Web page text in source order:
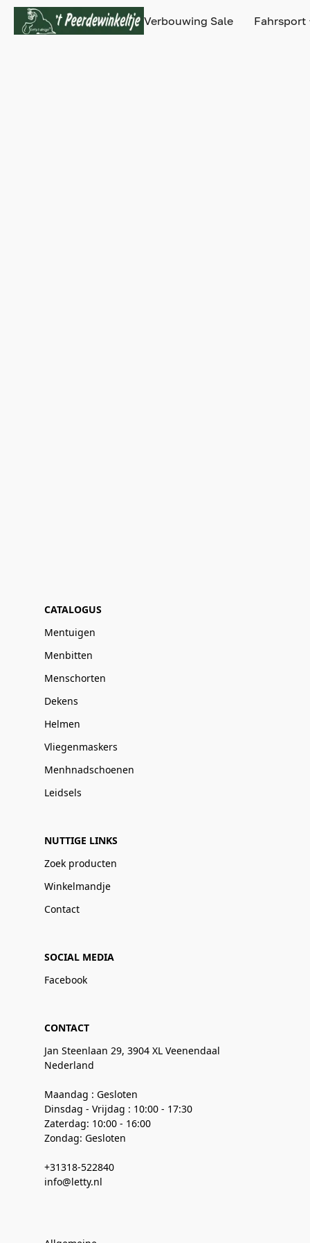
Verbouwing Sale Fahrsport
CATALOGUS
Mentuigen
Menbitten
Menschorten
Dekens
Helmen
Vliegenmaskers
Menhnadschoenen
Leidsels
NUTTIGE LINKS
Zoek producten
Winkelmandje
Contact
SOCIAL MEDIA
Facebook
CONTACT
Jan Steenlaan 29, 3904 XL Veenendaal
Nederland
Maandag : Gesloten
Dinsdag - Vrijdag : 10:00 - 17:30
Zaterdag: 10:00 - 16:00
Zondag: Gesloten
+31318-522840
info@letty.nl